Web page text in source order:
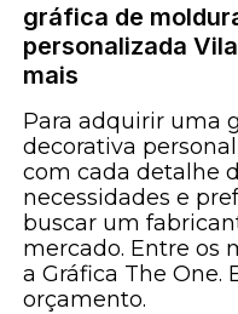
gráfica de
personalizada
mais
Para adquirir uma
decorativa
com cada detalhe
necessidades e
buscar um
mercado. Entre os
a Gráfica The One.
orçamento.